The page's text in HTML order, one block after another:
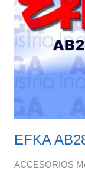
EFKA
ACCESORIOS